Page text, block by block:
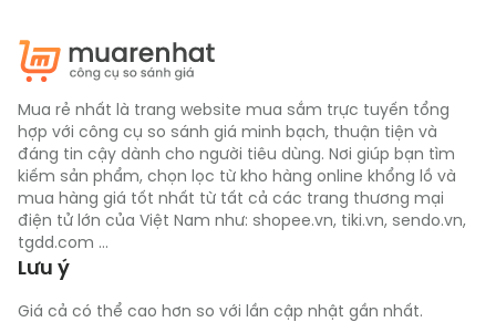
Mua rẻ nhất là trang website mua sắm trực tuyến tổng
hợp với công cụ so sánh giá minh bạch, thuận tiện và
đáng tin cậy dành cho người tiêu dùng. Nơi giúp bạn tìm
kiếm sản phẩm, chọn lọc từ kho hàng online khổng lồ và
mua hàng giá tốt nhất từ tất cả các trang thương mại
điện tử lớn của Việt Nam như: shopee.vn, tiki.vn, sendo.vn,
tgdd.com ...
Lưu ý
Giá cả có thể cao hơn so với lần cập nhật gần nhất.